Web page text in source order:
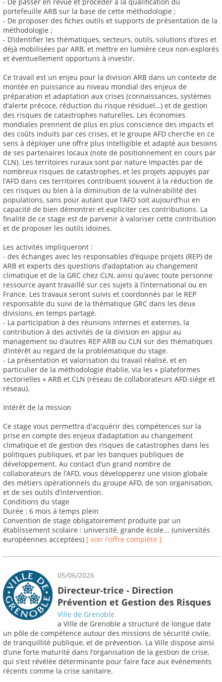
portefeuille ARB sur la base de cette méthodologie ;
- De proposer des fiches outils et supports de présentation de la
méthodologie ;
- D’identifier les thématiques, secteurs, outils, solutions d’ores et
déjà mobilisées par ARB, et mettre en lumière ceux non-explorés
et éventuellement opportuns à investir.
Ce travail est un enjeu pour la division ARB dans un contexte de
montée en puissance au niveau mondial des enjeux de
préparation et adaptation aux crises (connaissances, systèmes
d’alerte précoce, réduction du risque résiduel…) et de gestion
des risques de catastrophes naturelles. Les économies
mondiales prennent de plus en plus conscience des impacts et
des coûts induits par ces crises, et le groupe AFD cherche en ce
sens à déployer une offre plus intelligible et adapté aux besoins
de ses partenaires locaux (note de positionnement en cours par
CLN). Les territoires ruraux sont par nature impactés par de
nombreux risques de catastrophes, et les projets appuyés par
l’AFD dans ces territoires contribuent souvent à la réduction de
ces risques ou bien à la diminution de la vulnérabilité des
populations, sans pour autant que l’AFD soit aujourd’hui en
capacité de bien démontrer et expliciter ces contributions. La
finalité de ce stage est de parvenir à valoriser cette contribution
et de proposer les outils idoines.
Les activités impliqueront :
- des échanges avec les responsables d’équipe projets (REP) de
ARB et experts des questions d’adaptation au changement
climatique et de la GRC chez CLN, ainsi qu’avec toute personne
ressource ayant travaillé sur ces sujets à l’international ou en
France. Les travaux seront suivis et coordonnés par le REP
responsable du suivi de la thématique GRC dans les deux
divisions, en temps partagé.
- La participation à des réunions internes et externes, la
contribution à des activités de la division en appui au
management ou d’autres REP ARB ou CLN sur des thématiques
d’intérêt au regard de la problématique du stage.
- La présentation et valorisation du travail réalisé, et en
particulier de la méthodologie établie, via les « plateformes
sectorielles » ARB et CLN (réseau de collaborateurs AFD siège et
réseau).
Intérêt de la mission
Ce stage vous permettra d'acquérir des compétences sur la
prise en compte des enjeux d’adaptation au changement
climatique et de gestion des risques de catastrophes dans les
politiques publiques, et par les banques publiques de
développement. Au contact d’un grand nombre de
collaborateurs de l’AFD, vous développerez une vision globale
des métiers opérationnels du groupe AFD, de son organisation,
et de ses outils d’intervention.
Conditions du stage
Durée : 6 mois à temps plein
Convention de stage obligatoirement produite par un
établissement scolaire : université, grande école... (universités
européennes acceptées) [ voir l'offre complète ]
05/06/2026
Directeur-trice - Direction
Prévention et Gestion des Risques
Ville de Grenoble
a Ville de Grenoble a structuré de longue date
un pôle de compétence autour des missions de sécurité civile,
de tranquillité publique, et de prévention. La Ville dispose ainsi
d’une forte maturité dans l’organisation de la gestion de crise,
qui s’est révélée déterminante pour faire face aux événements
récents comme la crise sanitaire.